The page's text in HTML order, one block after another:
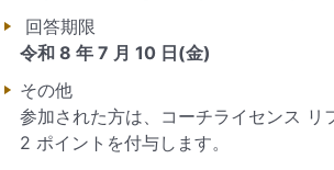
回答期限
令和 8 年 7 月 10 日(金)
その他
参加された方は、コーチライセンス リ
2 ポイントを付与します。